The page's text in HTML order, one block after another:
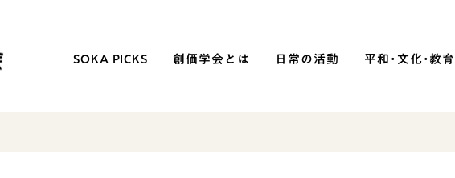
SOKA PICKS 創価学会とは 日常の活動 平和・文化・教育